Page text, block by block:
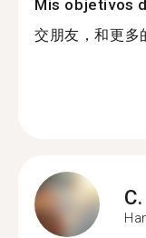
Mis objetivos
交朋友，和更多
C.